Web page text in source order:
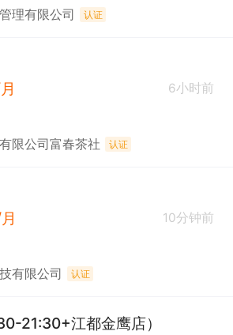
理有限公司 认证
6小时前
限公司富春茶社 认证
10分钟前
有限公司 认证
21:30+江都金鹰店）